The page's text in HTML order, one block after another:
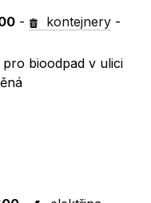
- kontejnery -
bioodpad v ulici